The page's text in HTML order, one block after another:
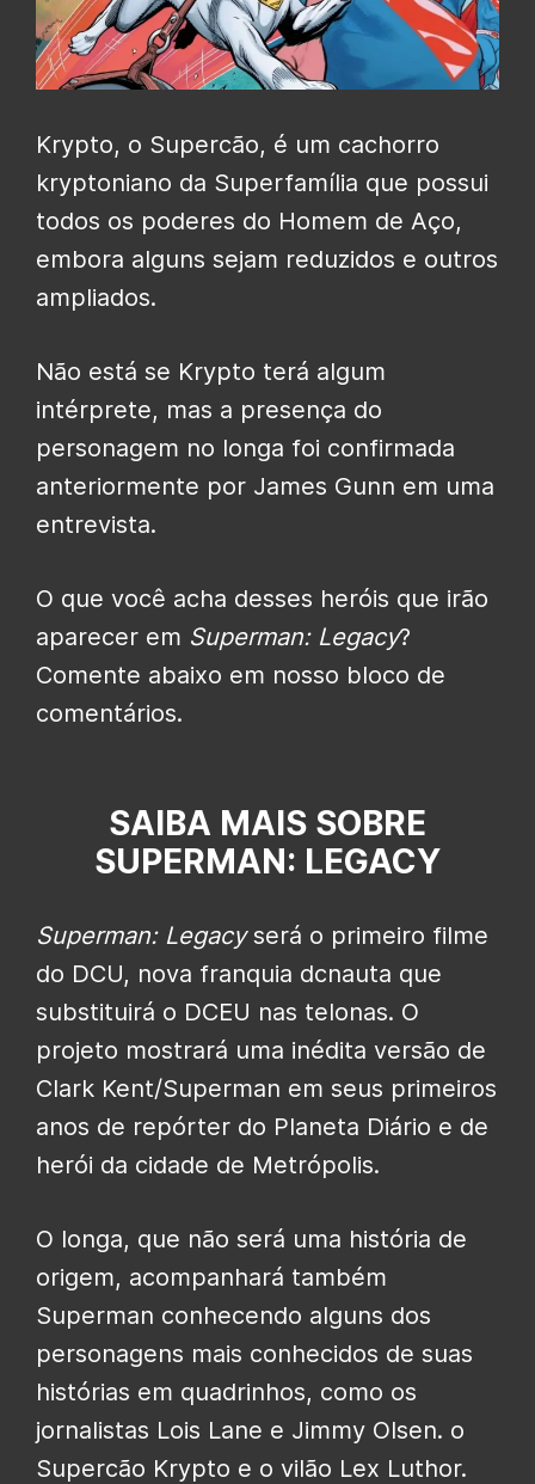
Krypto, o Supercão, é um cachorro
kryptoniano da Superfamília que possui
todos os poderes do Homem de Aço,
embora alguns sejam reduzidos e outros
ampliados.
Não está se Krypto terá algum
intérprete, mas a presença do
personagem no longa foi confirmada
anteriormente por James Gunn em uma
entrevista.
O que você acha desses heróis que irão
aparecer em Superman: Legacy?
Comente abaixo em nosso bloco de
comentários.
SAIBA MAIS SOBRE
SUPERMAN: LEGACY
Superman: Legacyserá o primeiro filme
do DCU, nova franquia dcnauta que
substituirá o DCEU nas telonas. O
projeto mostrará uma inédita versão de
Clark Kent/Superman em seus primeiros
anos de repórter do Planeta Diário e de
herói da cidade de Metrópolis.
O longa, que não será uma história de
origem, acompanhará também
Superman conhecendo alguns dos
personagens mais conhecidos de suas
histórias em quadrinhos, como os
jornalistas Lois Lane e Jimmy Olsen. o
Supercão Krypto e o vilão Lex Luthor.